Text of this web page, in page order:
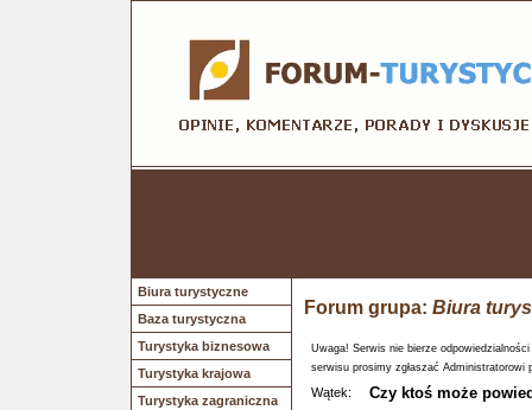
Biura turystyczne
Baza turystyczna
Turystyka biznesowa
Turystyka krajowa
Turystyka zagraniczna
Forum grupa: Biura
Uwaga! Serwis nie bierze
serwisu prosimy zgłaszać Administratorowi
Wątek: Czy ktoś może